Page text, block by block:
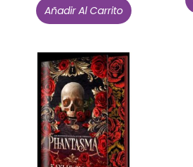
Añadir Al Carrito